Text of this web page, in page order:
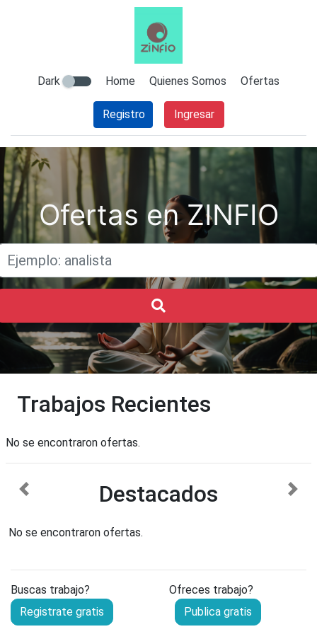
Dark Home Quienes Somos Ofertas
Registro Ingresar
Ofertas en ZINFIO
Trabajos Recientes
No se encontraron ofertas.
Destacados
anterior
No se encontraron ofertas.
Buscas trabajo?
Registrate gratis
Ofreces trabajo?
Publica gratis